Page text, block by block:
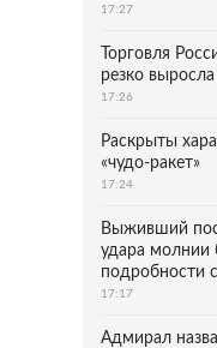
17:27
Торговля
резко выросла
17:26
Раскрыты
«чудо-ракет»
17:24
Выживший
удара молнии
подробности
17:17
Адмирал